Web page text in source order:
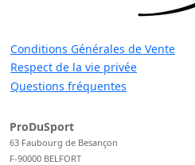
Conditions Générales de Vente
Respect de la vie privée
Questions fréquentes
ProDuSport
63 Faubourg de Besançon
F-90000 BELFORT